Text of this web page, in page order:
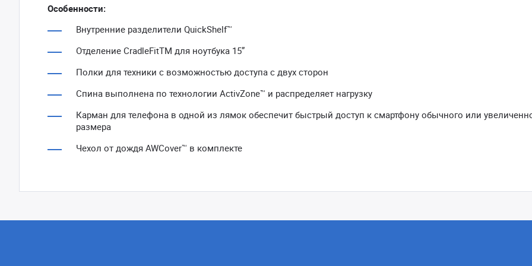
Особенности:
Внутренние разделители QuickShelf™
Отделение CradleFitTM для ноутбука 15”
Полки для техники с возможностью доступа с двух сторон
Спина выполнена по технологии ActivZone™ и распределяет нагрузку
Карман для телефона в одной из лямок обеспечит быстрый доступ к смартфону обычного или
размера
Чехол от дождя AWCover™ в комплекте